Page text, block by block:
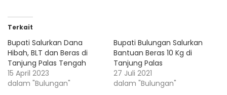
Terkait
Bupati Salurkan Dana
Hibah, BLT dan Beras di
Tanjung Palas Tengah
15 April 2023
dalam "Bulungan"
Bupati Bulungan Salurkan
Bantuan Beras 10 Kg di
Tanjung Palas
27 Juli 2021
dalam "Bulungan"